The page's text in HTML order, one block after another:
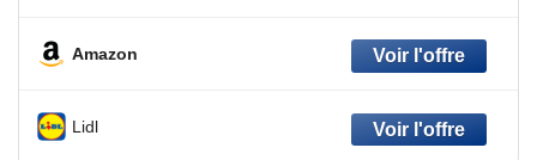
Amazon
Lidl